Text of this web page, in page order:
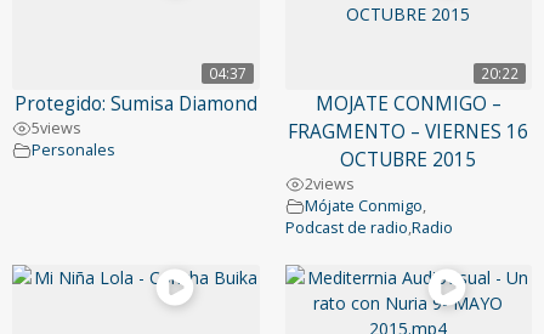
04:37
Protegido: Sumisa Diamond
5views
Personales
20:22
MOJATE CONMIGO –
FRAGMENTO – VIERNES 16
OCTUBRE 2015
2views
Mójate Conmigo,
Podcast de radio,Radio